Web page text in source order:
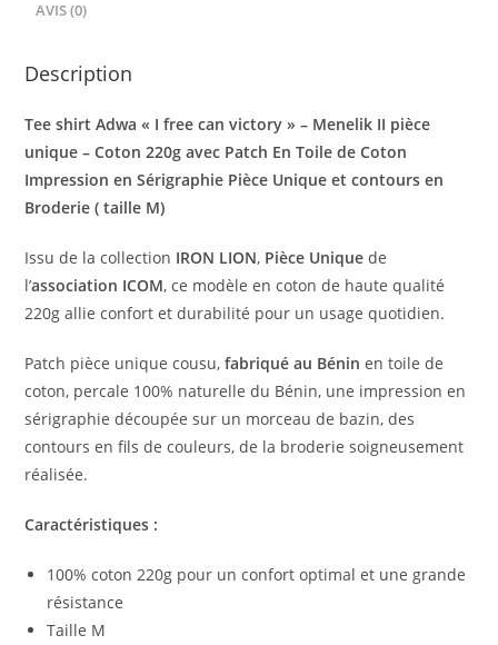
AVIS (0)
Description
Tee shirt Adwa « I free can victory » – Menelik II pièce
unique – Coton 220g avec Patch En Toile de Coton
Impression en Sérigraphie Pièce Unique et contours en
Broderie ( taille M)
Issu de la collection IRON LION, Pièce Unique de
l’association ICOM, ce modèle en coton de haute qualité
220g allie confort et durabilité pour un usage quotidien.
Patch pièce unique cousu,fabriqué au Bénin en toile de
coton, percale 100% naturelle du Bénin, une impression en
sérigraphie découpée sur un morceau de bazin, des
contours en fils de couleurs, de la broderie soigneusement
réalisée.
Caractéristiques :
100% coton 220g pour un confort optimal et une grande
résistance
Taille M